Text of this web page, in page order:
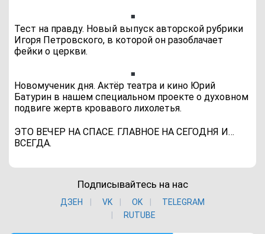
Тест на правду. Новый выпуск авторской рубрики
Игоря Петровского, в которой он разоблачает
фейки о церкви.
Новомученик дня. Актёр театра и кино Юрий
Батурин в нашем специальном проекте о духовном
подвиге жертв кровавого лихолетья.
ЭТО ВЕЧЕР НА СПАСЕ. ГЛАВНОЕ НА СЕГОДНЯ И…
ВСЕГДА.
Подписывайтесь на нас
ДЗЕН VK ОK
TELEGRAM
RUTUBE